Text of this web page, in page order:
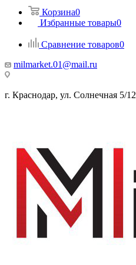
Корзина0
Избранные товары0
Сравнение товаров0
milmarket.01@mail.ru
г. Краснодар, ул. Солнечная 5/12